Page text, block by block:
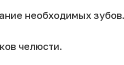
необходимых зубов.
челюсти.